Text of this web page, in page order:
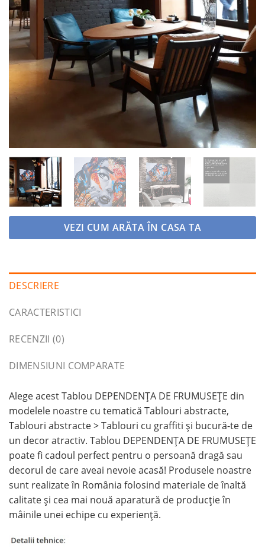
VEZI CUM ARĂTA ÎN CASA TA
DESCRIERE
CARACTERISTICI
RECENZII (0)
DIMENSIUNI COMPARATE
Alege acest Tablou DEPENDENȚA DE FRUMUSEȚE din
modelele noastre cu tematică Tablouri abstracte,
Tablouri abstracte > Tablouri cu graffiti și bucură-te de
un decor atractiv. Tablou DEPENDENȚA DE FRUMUSEȚE
poate fi cadoul perfect pentru o persoană dragă sau
decorul de care aveai nevoie acasă! Produsele noastre
sunt realizate în România folosind materiale de înaltă
calitate și cea mai nouă aparatură de producție în
mâinile unei echipe cu experiență.